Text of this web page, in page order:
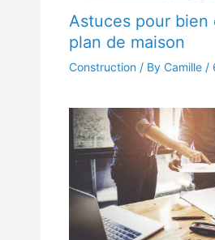
Astuces pour bien
plan de maison
Construction / By Camille /